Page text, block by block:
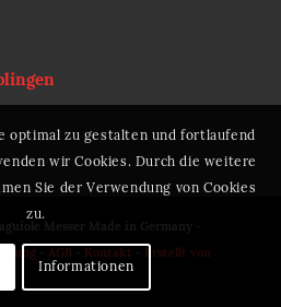
Messer Made in Germany -
- AGB- Kontakt
Erstellt von
optimal zu gestalten und fortlaufend
wir Cookies. Durch die weitere
Sie der Verwendung von Cookies
zu.
Informationen